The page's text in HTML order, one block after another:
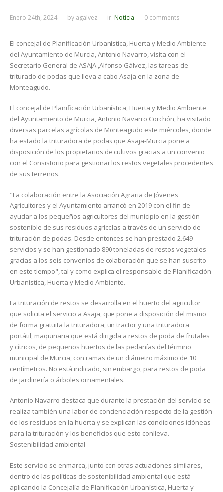
Enero 24th, 2024 by agalvez in Noticia 0 comments
El concejal de Planificación Urbanística, Huerta y Medio Ambiente
del Ayuntamiento de Murcia, Antonio Navarro, visita con el
Secretario General de ASAJA ,Alfonso Gálvez, las tareas de
triturado de podas que lleva a cabo Asaja en la zona de
Monteagudo.
El concejal de Planificación Urbanística, Huerta y Medio Ambiente
del Ayuntamiento de Murcia, Antonio Navarro Corchón, ha visitado
diversas parcelas agrícolas de Monteagudo este miércoles, donde
ha estado la trituradora de podas que Asaja-Murcia pone a
disposición de los propietarios de cultivos gracias a un convenio
con el Consistorio para gestionar los restos vegetales procedentes
de sus terrenos.
"La colaboración entre la Asociación Agraria de Jóvenes
Agricultores y el Ayuntamiento arrancó en 2019 con el fin de
ayudar a los pequeños agricultores del municipio en la gestión
sostenible de sus residuos agrícolas a través de un servicio de
trituración de podas. Desde entonces se han prestado 2.649
servicios y se han gestionado 890 toneladas de restos vegetales
gracias a los seis convenios de colaboración que se han suscrito
en este tiempo", tal y como explica el responsable de Planificación
Urbanística, Huerta y Medio Ambiente.
La trituración de restos se desarrolla en el huerto del agricultor
que solicita el servicio a Asaja, que pone a disposición del mismo
de forma gratuita la trituradora, un tractor y una trituradora
portátil, maquinaria que está dirigida a restos de poda de frutales
y cítricos, de pequeños huertos de las pedanías del término
municipal de Murcia, con ramas de un diámetro máximo de 10
centímetros. No está indicado, sin embargo, para restos de poda
de jardinería o árboles ornamentales.
Antonio Navarro destaca que durante la prestación del servicio se
realiza también una labor de concienciación respecto de la gestión
de los residuos en la huerta y se explican las condiciones idóneas
para la trituración y los beneficios que esto conlleva.
Sostenibilidad ambiental
Este servicio se enmarca, junto con otras actuaciones similares,
dentro de las políticas de sostenibilidad ambiental que está
aplicando la Concejalía de Planificación Urbanística, Huerta y